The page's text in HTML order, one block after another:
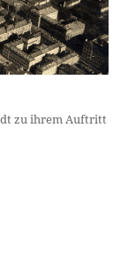
zu ihrem Auftritt